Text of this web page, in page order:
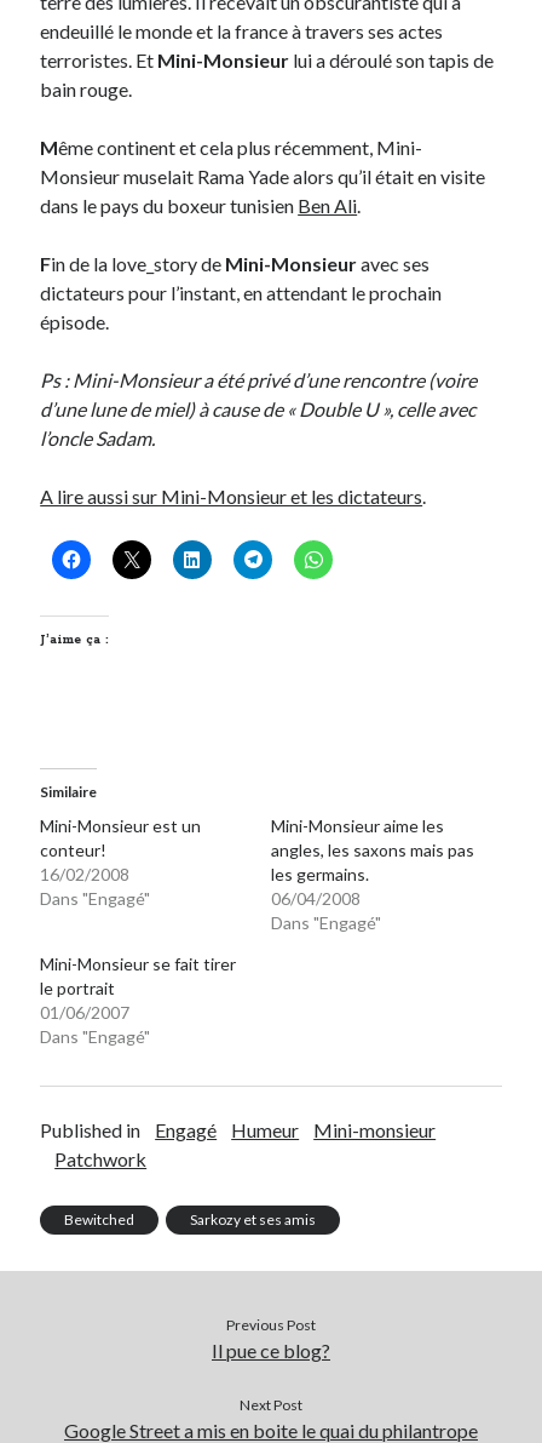
Mini-monsieur
Non classé
Parole de Follower
Photos
Post inutile
Proust
Sorties cuculturelles
Tavukoi
Vidéos
endeuillé le monde et la france à travers ses actes
terroristes. Et Mini-Monsieur lui a déroulé son tapis de
bain rouge.
Même continent et cela plus récemment, Mini-
Monsieur muselait Rama Yade alors qu’il était en visite
dans le pays du boxeur tunisien Ben Ali.
Fin de la love_story de Mini-Monsieuravec ses
dictateurs pour l’instant, en attendant le prochain
épisode.
Ps : Mini-Monsieur a été privé d’une rencontre (voire
d’une lune de miel) à cause de « Double U », celle avec
l’oncle Sadam.
A lire aussi sur Mini-Monsieur et les dictateurs.
J’aime ça :
Similaire
Mini-Monsieur est un
conteur!
16/02/2008
Dans "Engagé"
Mini-Monsieur aime les
angles, les saxons mais pas
les germains.
06/04/2008
Dans "Engagé"
Mini-Monsieur se fait tirer
le portrait
01/06/2007
Dans "Engagé"
Published in Engagé Humeur
Mini-monsieur
Patchwork
Bewitched Sarkozy et ses amis
Previous Post
Il pue ce blog?
Next Post
Google Street a mis en boite le quai du philantrope